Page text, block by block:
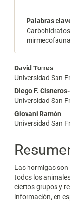
Palabras
principal
del
artículo
David Torres
Universidad San
Diego F.
Universidad San
Giovani Ramón
Universidad San
Las hormigas son
todos los
ciertos grupos y
información, en